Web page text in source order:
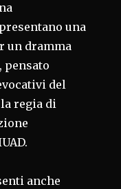
una
un dramma
pensato
del
regia di
anche